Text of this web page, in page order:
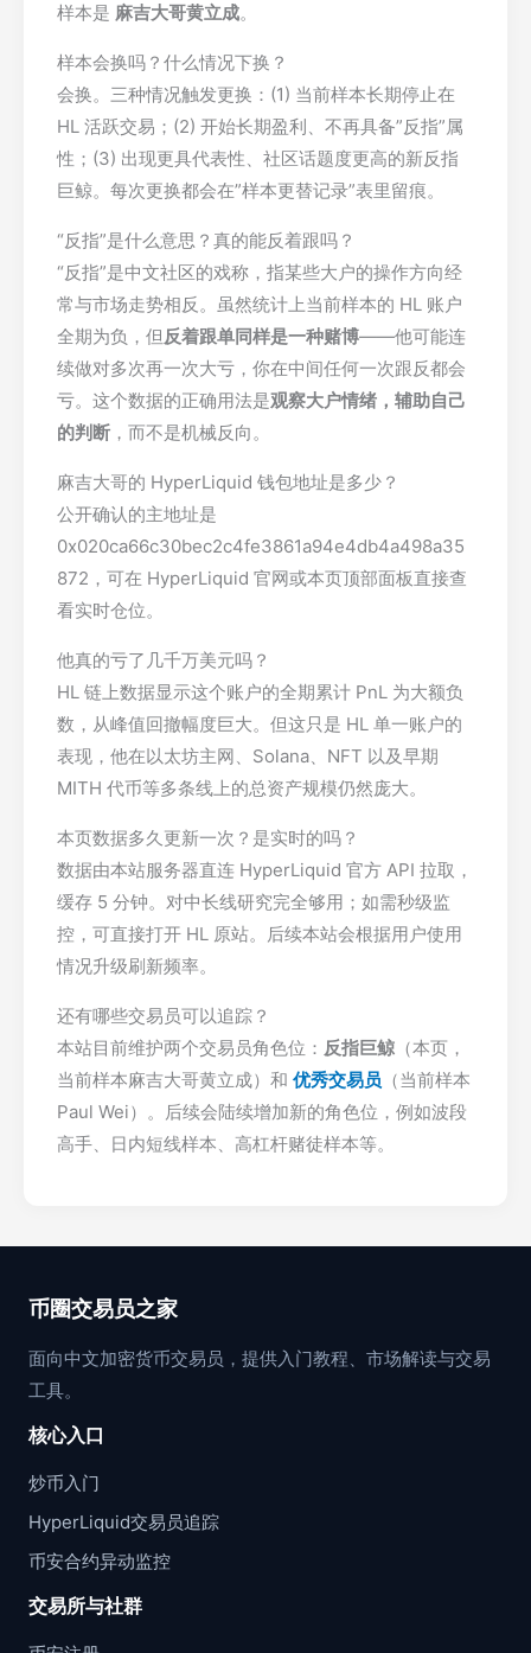
样本是 麻吉大哥黄立成。
样本会换吗？什么情况下换？
会换。三种情况触发更换：(1) 当前样本长期停止在
HL 活跃交易；(2) 开始长期盈利、不再具备”反指”属
性；(3) 出现更具代表性、社区话题度更高的新反指
巨鲸。每次更换都会在”样本更替记录”表里留痕。
“反指”是什么意思？真的能反着跟吗？
“反指”是中文社区的戏称，指某些大户的操作方向经
常与市场走势相反。虽然统计上当前样本的 HL 账户
全期为负，但反着跟单同样是一种赌博——他可能连
续做对多次再一次大亏，你在中间任何一次跟反都会
亏。这个数据的正确用法是观察大户情绪，辅助自己
的判断 ，而不是机械反向。
麻吉大哥的 HyperLiquid 钱包地址是多少？
公开确认的主地址是
0x020ca66c30bec2c4fe3861a94e4db4a498a35
872 ，可在 HyperLiquid 官网或本页顶部面板直接查
看实时仓位。
他真的亏了几千万美元吗？
HL 链上数据显示这个账户的全期累计 PnL 为大额负
数，从峰值回撤幅度巨大。但这只是 HL 单一账户的
表现，他在以太坊主网、Solana、NFT 以及早期
MITH 代币等多条线上的总资产规模仍然庞大。
本页数据多久更新一次？是实时的吗？
数据由本站服务器直连 HyperLiquid 官方 API 拉取，
缓存 5 分钟。对中长线研究完全够用；如需秒级监
控，可直接打开 HL 原站。后续本站会根据用户使用
情况升级刷新频率。
还有哪些交易员可以追踪？
本站目前维护两个交易员角色位： 反指巨鲸 （本页，
当前样本麻吉大哥黄立成）和 优秀交易员 （当前样本
Paul Wei）。后续会陆续增加新的角色位，例如波段
高手、日内短线样本、高杠杆赌徒样本等。
币圈交易员之家
面向中文加密货币交易员，提供入门教程、市场解读与交易
工具。
核心入口
炒币入门
HyperLiquid交易员追踪
币安合约异动监控
交易所与社群